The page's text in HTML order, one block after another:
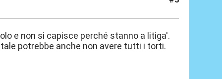
e non si capisce perché stanno a litiga'.
potrebbe anche non avere tutti i torti.